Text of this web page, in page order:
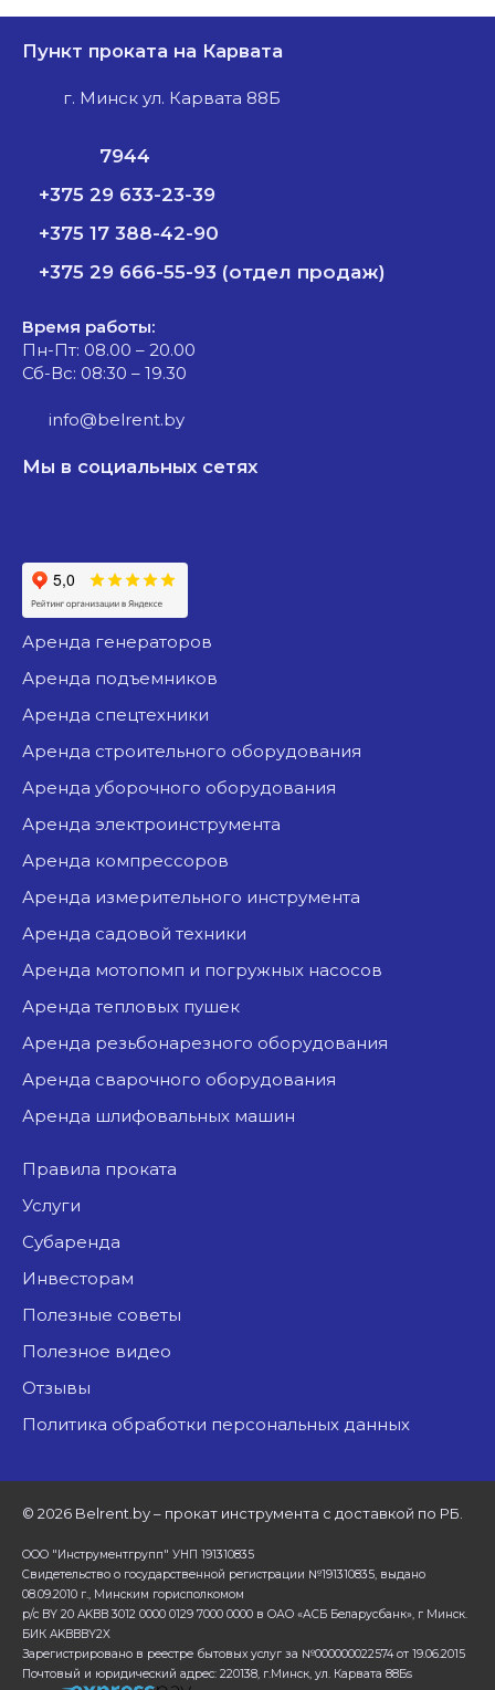
Пункт проката на Карвата
г. Минск ул. Карвата 88Б
7944
+375 29 633-23-39
+375 17 388-42-90
+375 29 666-55-93 (отдел продаж)
Время работы:
Пн-Пт: 08.00 – 20.00
Сб-Вс: 08:30 – 19.30
info@belrent.by
Мы в социальных сетях
аренда генераторов
аренда подъемников
аренда спецтехники
аренда строительного оборудования
аренда уборочного оборудования
аренда электроинструмента
аренда компрессоров
аренда измерительного инструмента
аренда садовой техники
аренда мотопомп и погружных насосов
аренда тепловых пушек
аренда резьбонарезного оборудования
аренда сварочного оборудования
аренда шлифовальных машин
Правила проката
Услуги
Субаренда
Инвесторам
Полезные советы
Полезное видео
Отзывы
Политика обработки персональных данных
© 2026 Belrent.by – прокат инструмента с доставкой по РБ.
ООО "Инструментгрупп" УНП 191310835
Свидетельство о государственной регистрации №191310835, выдано
08.09.2010 г., Минским горисполкомом
р/с BY 20 AKBB 3012 0000 0129 7000 0000 в ОАО «АСБ Беларусбанк», г Минск.
БИК AKBBBY2X
Зарегистрировано в реестре бытовых услуг за №000000022574 от 19.06.2015
Почтовый и юридический адрес: 220138, г.Минск, ул. Карвата 88Бs